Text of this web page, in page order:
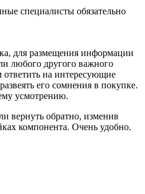
специалисты обязательно
для размещения информации
любого другого важного
на интересующие
его сомнения в покупке.
усмотрению.
вернуть обратно, изменив
компонента. Очень удобно.